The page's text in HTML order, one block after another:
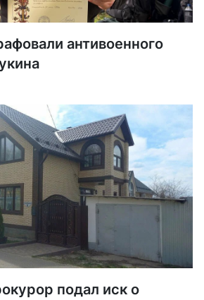
антивоенного
подал иск о